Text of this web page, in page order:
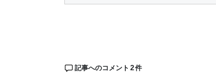
記事へのコメント 2件